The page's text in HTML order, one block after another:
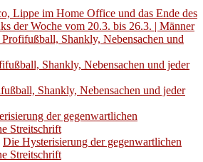
Lippe im Home Office und das Ende des
der Woche vom 20.3. bis 26.3. | Männer
Shankly, Nebensachen und
Shankly, Nebensachen und jeder
Shankly, Nebensachen und jeder
der gegenwartlichen
Streitschrift
Die Hysterisierung der gegenwartlichen
Streitschrift